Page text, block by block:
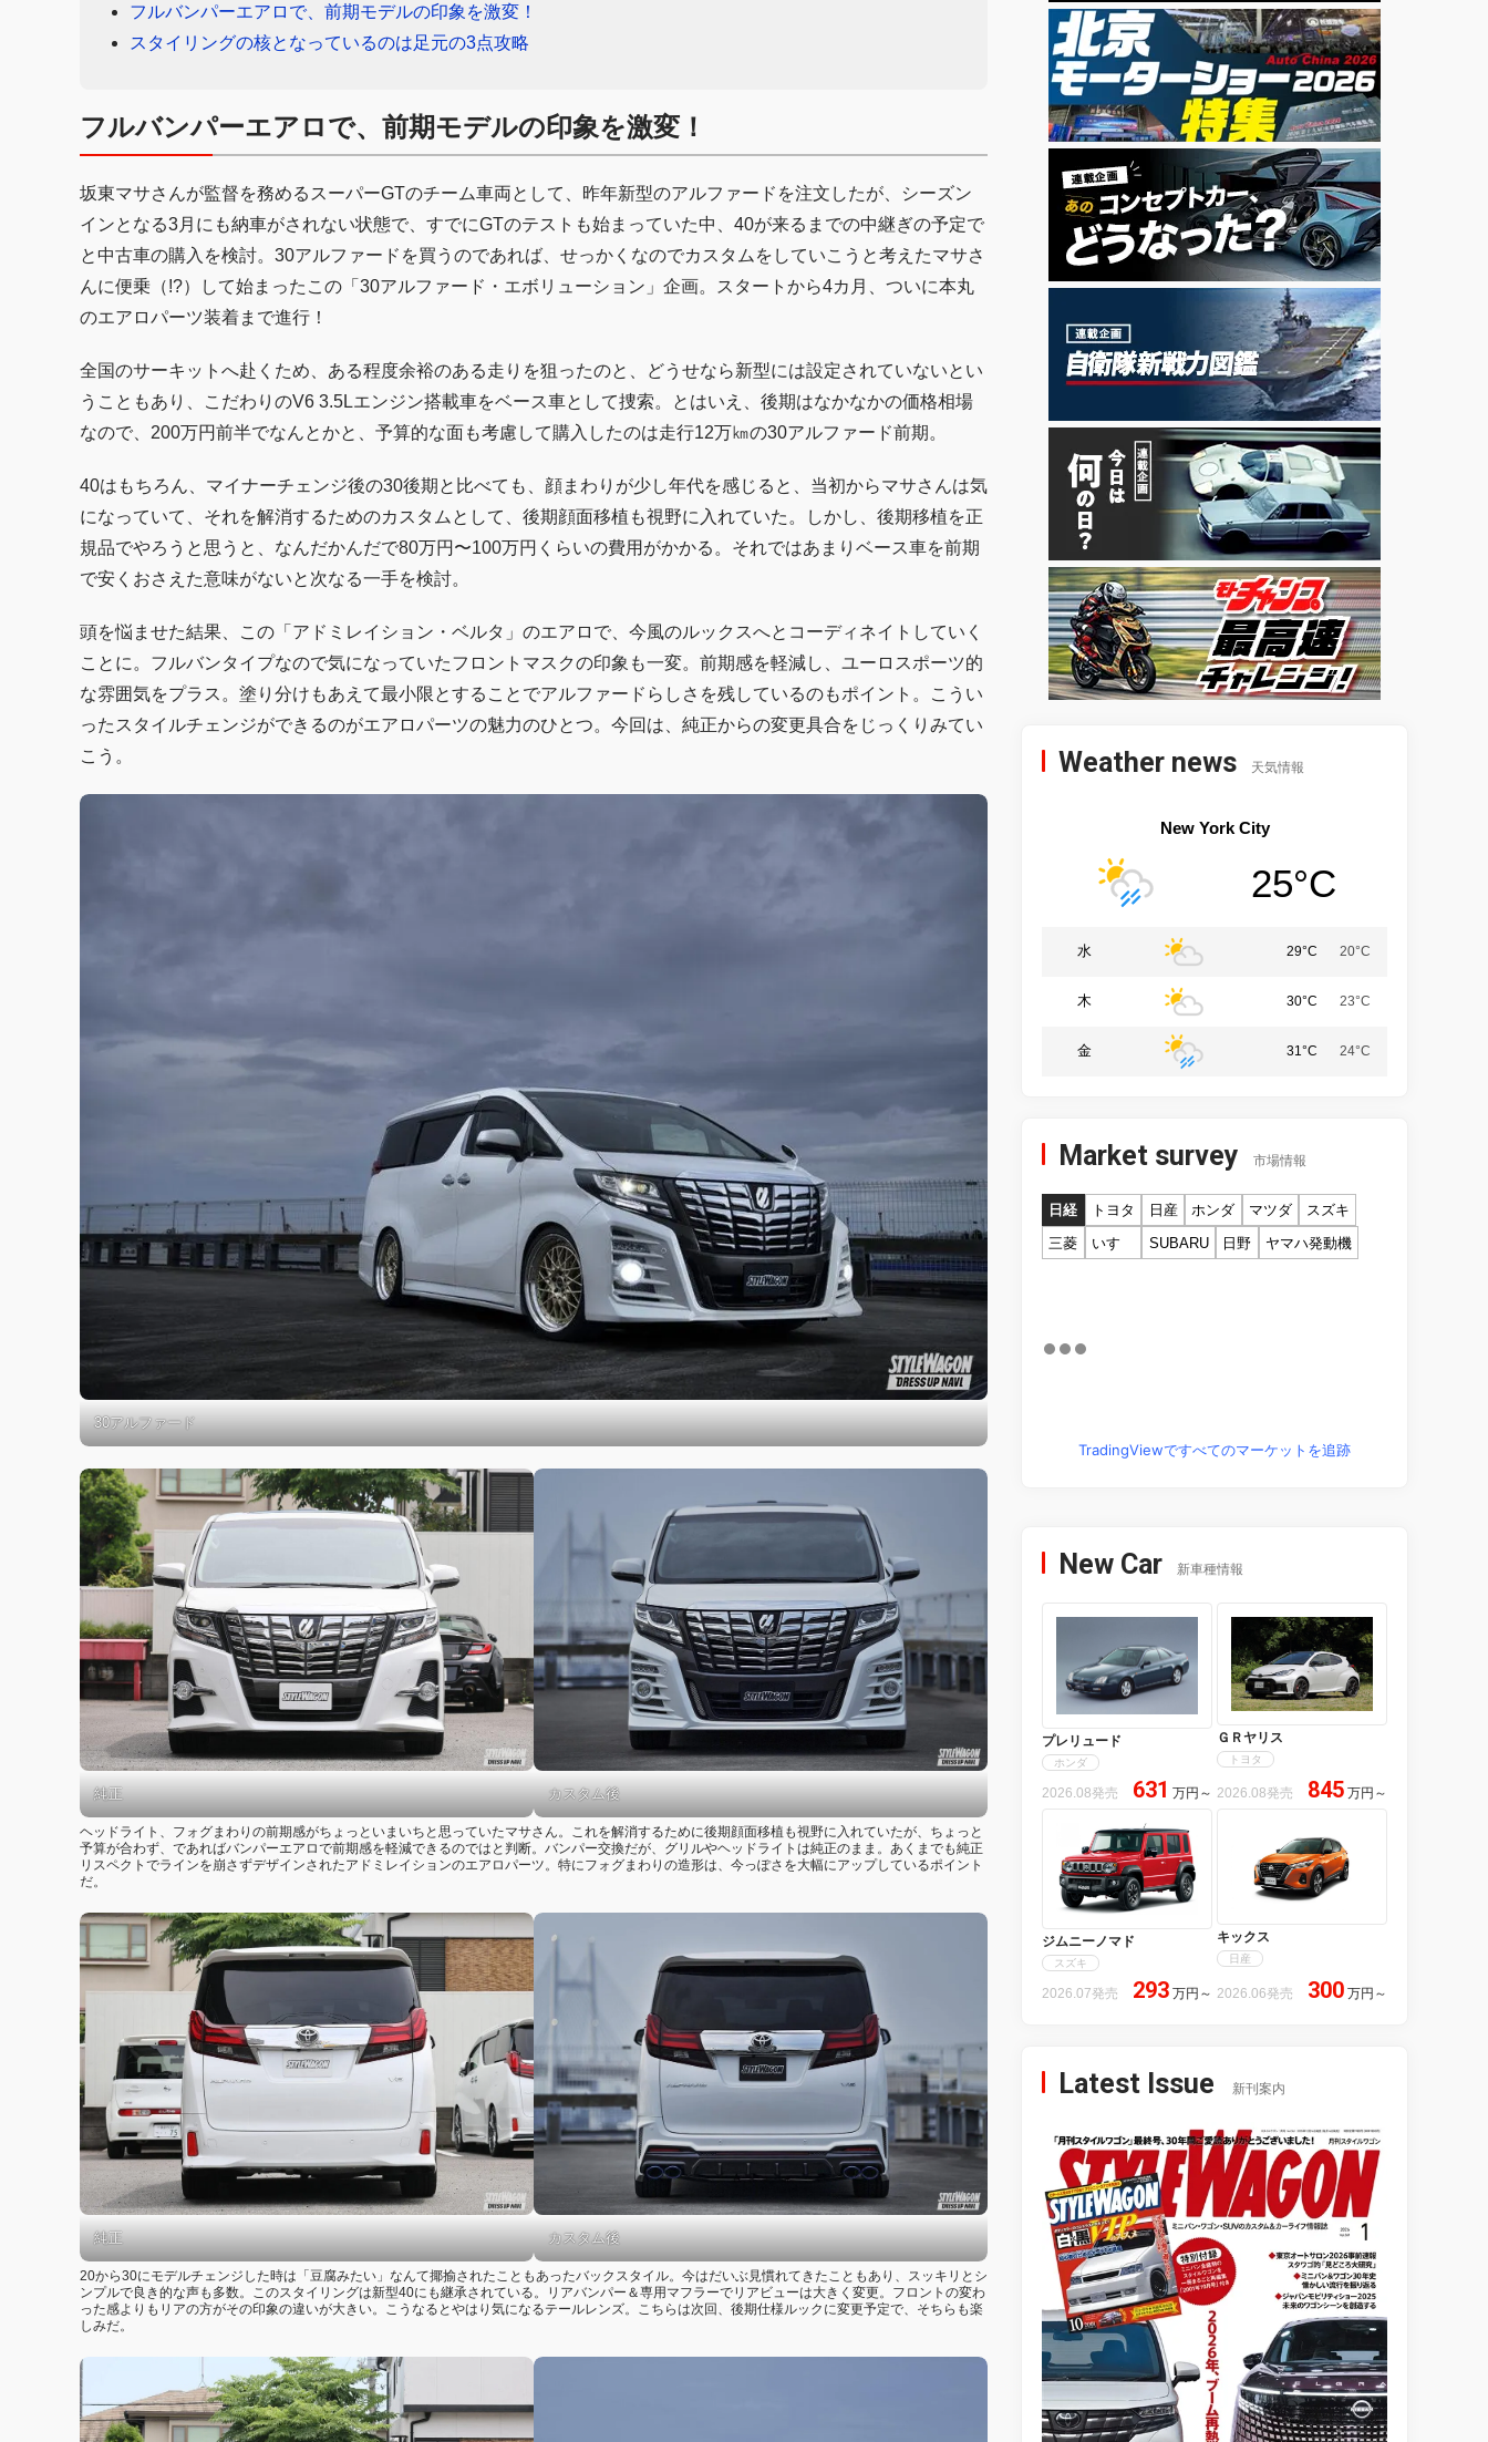
フルバンパーエアロで、前期モデルの印象を激変！
スタイリングの核となっているのは足元の3点攻略
フルバンパーエアロで、前期モデルの印象を激変！
坂東マサさんが監督を務めるスーパーGTのチーム車両として、昨年新型のアルファードを注文したが、シーズン
インとなる3月にも納車がされない状態で、すでにGTのテストも始まっていた中、40が来るまでの中継ぎの予定で
と中古車の購入を検討。30アルファードを買うのであれば、せっかくなのでカスタムをしていこうと考えたマサさ
んに便乗（!?）して始まったこの「30アルファード・エボリューション」企画。スタートから4カ月、ついに本丸
のエアロパーツ装着まで進行！
全国のサーキットへ赴くため、ある程度余裕のある走りを狙ったのと、どうせなら新型には設定されていないとい
うこともあり、こだわりのV6 3.5Lエンジン搭載車をベース車として捜索。とはいえ、後期はなかなかの価格相場
なので、200万円前半でなんとかと、予算的な面も考慮して購入したのは走行12万㎞の30アルファード前期。
40はもちろん、マイナーチェンジ後の30後期と比べても、顔まわりが少し年代を感じると、当初からマサさんは気
になっていて、それを解消するためのカスタムとして、後期顔面移植も視野に入れていた。しかし、後期移植を正
規品でやろうと思うと、なんだかんだで80万円〜100万円くらいの費用がかかる。それではあまりベース車を前期
で安くおさえた意味がないと次なる一手を検討。
頭を悩ませた結果、この「アドミレイション・ベルタ」のエアロで、今風のルックスへとコーディネイトしていく
ことに。フルバンタイプなので気になっていたフロントマスクの印象も一変。前期感を軽減し、ユーロスポーツ的
な雰囲気をプラス。塗り分けもあえて最小限とすることでアルファードらしさを残しているのもポイント。こうい
ったスタイルチェンジができるのがエアロパーツの魅力のひとつ。今回は、純正からの変更具合をじっくりみてい
こう。
30アルファード
純正 カスタム後
ヘッドライト、フォグまわりの前期感がちょっといまいちと思っていたマサさん。これを解消するために後期顔面移植も視野に入れていたが、ちょっと
予算が合わず、であればバンパーエアロで前期感を軽減できるのではと判断。バンパー交換だが、グリルやヘッドライトは純正のまま。あくまでも純正
リスペクトでラインを崩さずデザインされたアドミレイションのエアロパーツ。特にフォグまわりの造形は、今っぽさを大幅にアップしているポイント
だ。
純正 カスタム後
20から30にモデルチェンジした時は「豆腐みたい」なんて揶揄されたこともあったバックスタイル。今はだいぶ見慣れてきたこともあり、スッキリとシ
ンプルで良き的な声も多数。このスタイリングは新型40にも継承されている。リアバンパー＆専用マフラーでリアビューは大きく変更。フロントの変わ
った感よりもリアの方がその印象の違いが大きい。こうなるとやはり気になるテールレンズ。こちらは次回、後期仕様ルックに変更予定で、そちらも楽
しみだ。
Weather news 天気情報
New York City
25°C
水 29°C 20°C
木 30°C 23°C
金 31°C 24°C
Market survey 市場情報
日経 トヨタ 日産 ホンダ マツダ
スズキ
三菱
いすゞ SUBARU 日野 ヤマハ発動機
TradingViewですべてのマーケットを追跡
New Car 新車種情報
プレリュード
ホンダ
2026.08発売 631 万円 ～
ＧＲヤリス
トヨタ
2026.08発売 845 万円 ～
ジムニーノマド
スズキ
2026.07発売 293 万円 ～
キックス
日産
2026.06発売 300 万円 ～
Latest Issue 新刊案内